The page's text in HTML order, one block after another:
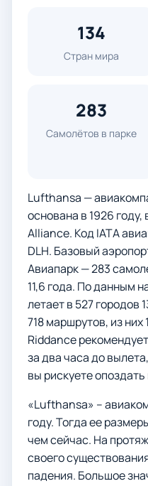
134
Стран мира
283
Самолётов в парке
Lufthansa —
основана в 1926
Alliance. Код IATA
DLH. Базовый
Авиапарк — 283
11,6 года. По данным
летает в 527 городов
718 маршрутов, из
Riddance
за два часа до
вы рискуете опоздать
«Lufthansa» –
году. Тогда ее
чем сейчас. На
своего
падения. Большое